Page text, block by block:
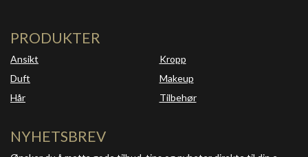
PRODUKTER
Ansikt
Duft
Hår
Kropp
Makeup
Tilbehør
NYHETSBREV